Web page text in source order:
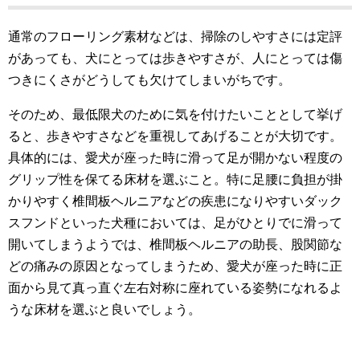
通常のフローリング素材などは、掃除のしやすさには定評
があっても、犬にとっては歩きやすさが、人にとっては傷
つきにくさがどうしても欠けてしまいがちです。
そのため、最低限犬のために気を付けたいこととして挙げ
ると、歩きやすさなどを重視してあげることが大切です。
具体的には、愛犬が座った時に滑って足が開かない程度の
グリップ性を保てる床材を選ぶこと。特に足腰に負担が掛
かりやすく椎間板ヘルニアなどの疾患になりやすいダック
スフンドといった犬種においては、足がひとりでに滑って
開いてしまうようでは、椎間板ヘルニアの助長、股関節な
どの痛みの原因となってしまうため、愛犬が座った時に正
面から見て真っ直ぐ左右対称に座れている姿勢になれるよ
うな床材を選ぶと良いでしょう。